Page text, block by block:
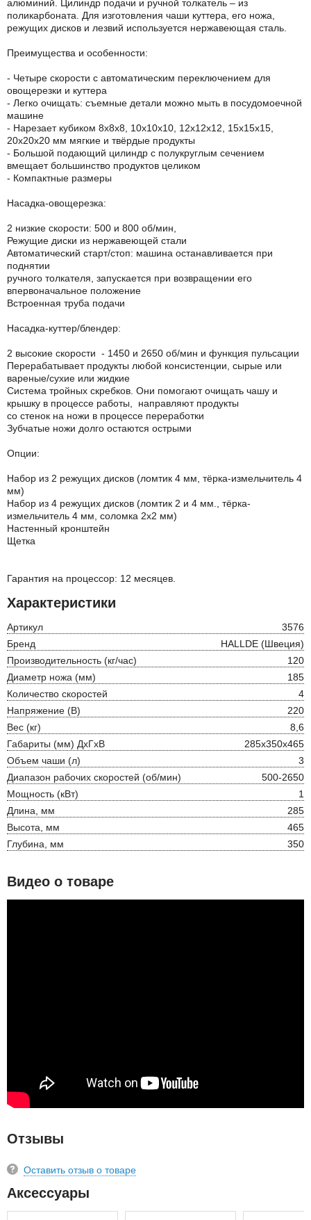
алюминий. Цилиндр подачи и ручной толкатель – из
поликарбоната. Для изготовления чаши куттера, его ножа,
режущих дисков и лезвий используется нержавеющая сталь.
Преимущества и особенности:
- Четыре скорости с автоматическим переключением для
овощерезки и куттера
- Легко очищать: съемные детали можно мыть в посудомоечной
машине
- Нарезает кубиком 8х8х8, 10х10х10, 12х12х12, 15х15х15,
20х20х20 мм мягкие и твёрдые продукты
- Большой подающий цилиндр с полукруглым сечением
вмещает большинство продуктов целиком
- Компактные размеры
Насадка-овощерезка:
2 низкие скорости: 500 и 800 об/мин,
Режущие диски из нержавеющей стали
Автоматический старт/стоп: машина останавливается при
поднятии
ручного толкателя, запускается при возвращении его
впервоначальное положение
Встроенная труба подачи
Насадка-куттер/блендер:
2 высокие скорости - 1450 и 2650 об/мин и функция пульсации
Перерабатывает продукты любой консистенции, сырые или
вареные/сухие или жидкие
Система тройных скребков. Они помогают очищать чашу и
крышку в процессе работы, направляют продукты
со стенок на ножи в процессе переработки
Зубчатые ножи долго остаются острыми
Опции:
Набор из 2 режущих дисков (ломтик 4 мм, тёрка-измельчитель 4
мм)
Набор из 4 режущих дисков (ломтик 2 и 4 мм., тёрка-
измельчитель 4 мм, соломка 2x2 мм)
Настенный кронштейн
Щетка
Гарантия на процессор: 12 месяцев.
Характеристики
Артикул
3576
Бренд
HALLDE (Швеция)
Производительность (кг/час)
120
Диаметр ножа (мм)
185
Количество скоростей
4
Напряжение (В)
220
Вес (кг)
8,6
Габариты (мм) ДхГхВ
285х350х465
Объем чаши (л)
3
Диапазон рабочих скоростей (об/мин)
500-2650
Мощность (кВт)
1
Длина, мм
285
Высота, мм
465
Глубина, мм
350
Видео о товаре
Отзывы
Оставить отзыв о товаре
Аксессуары